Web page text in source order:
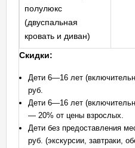
полулюкс
(двуспальная
кровать и диван)
Скидки:
Дети 6—16 лет
руб.
Дети 6—16 лет
— 20% от цены взрослых.
Дети без предоставления
руб. (экскурсии, завтраки,